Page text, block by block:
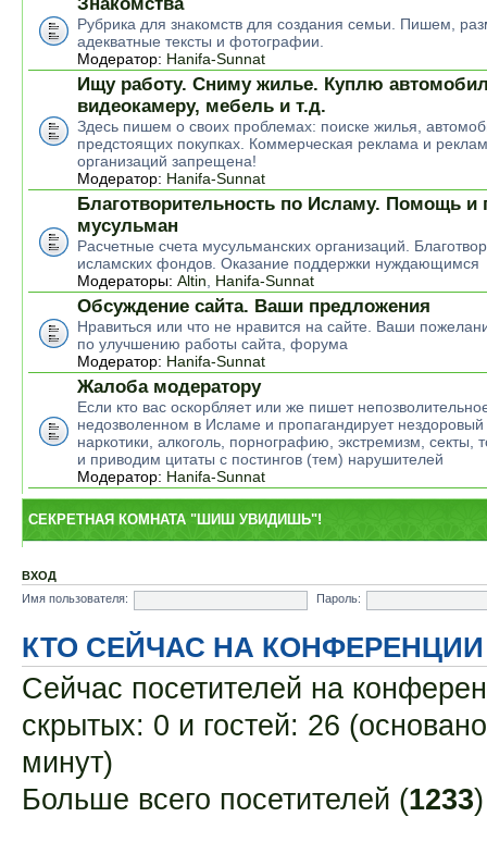
Рубрика для знакомств для создания семьи. Пишем,
адекватные тексты и фотографии.
Модератор: Hanifa-Sunnat
Ищу работу. Сниму жилье. Куплю
видеокамеру, мебель и т.д.
Здесь пишем о своих проблемах: поиске жилья,
предстоящих покупках. Коммерческая реклама и
организаций запрещена!
Модератор: Hanifa-Sunnat
Благотворительность по Исламу. Помощь и
мусульман
Расчетные счета мусульманских организаций.
исламских фондов. Оказание поддержки нуждающимся
Модераторы: Altin Hanifa-Sunnat
Обсуждение сайта. Ваши предложения
Нравиться или что не нравится на сайте. Ваши
по улучшению работы сайта, форума
Модератор: Hanifa-Sunnat
Жалоба модератору
Если кто вас оскорбляет или же пишет
недозволенном в Исламе и пропагандирует
наркотики, алкоголь, порнографию, экстремизм, секты,
и приводим цитаты с постингов (тем) нарушителей
Модератор: Hanifa-Sunnat
СЕКРЕТНАЯ КОМНАТА "ШИШ УВИДИШЬ"!
ВХОД
Имя пользователя:
Пароль:
КТО СЕЙЧАС НА КОНФЕРЕНЦИИ
Сейчас посетителей на
скрытых: 0 и гостей: 26
минут)
Больше всего посетителей (1233